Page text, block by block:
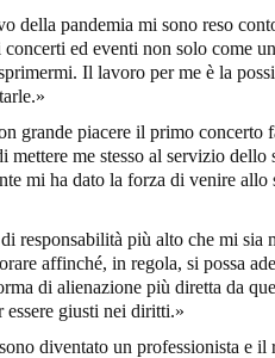
della pandemia mi sono reso
concerti ed eventi non solo come
Il lavoro per me è la
grande piacere il primo concerto
mettere me stesso al servizio
mi ha dato la forza di venire
responsabilità più alto che mi
affinché, in regola, si possa
di alienazione più diretta da
essere giusti nei diritti.»
diventato un professionista e